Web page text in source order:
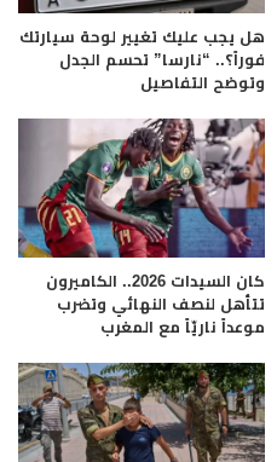
هل يجب عليك تغيير لوحة سيارتك
فوراً؟.. “نارسا” تحسم الجدل
وتوضح التفاصيل
كان السيدات 2026.. الكاميرون
تتأهل لنصف النهائي وتضرب
موعداً ناريّاً مع المغرب